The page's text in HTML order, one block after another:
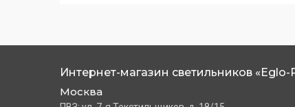
Интернет-магазин светильников «Eglo-
Москва